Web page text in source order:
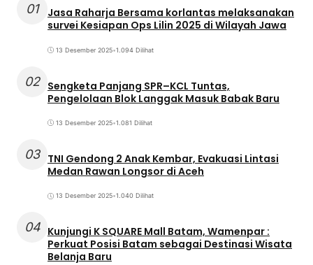
01
Jasa Raharja Bersama korlantas melaksanakan
survei Kesiapan Ops Lilin 2025 di Wilayah Jawa
13 Desember 2025•1.094 Dilihat
02 Sengketa Panjang SPR–KCL Tuntas,
Pengelolaan Blok Langgak Masuk Babak Baru
13 Desember 2025•1.081 Dilihat
03 TNI Gendong 2 Anak Kembar, Evakuasi Lintasi
Medan Rawan Longsor di Aceh
13 Desember 2025•1.040 Dilihat
04 Kunjungi K SQUARE Mall Batam, Wamenpar :
Perkuat Posisi Batam sebagai Destinasi Wisata
Belanja Baru